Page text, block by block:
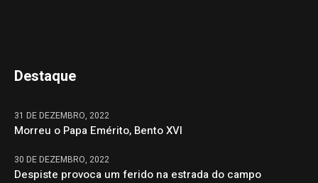
Destaque
31 DE DEZEMBRO, 2022
Morreu o Papa Emérito, Bento XVI
30 DE DEZEMBRO, 2022
Despiste provoca um ferido na estrada do campo